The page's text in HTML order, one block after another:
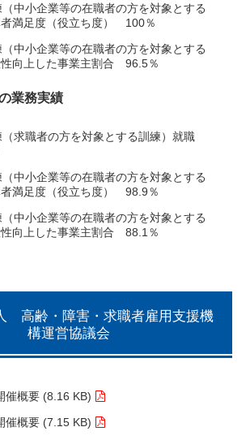
中小企業等の在職者の方を対象とする
満足度（役立ち度） 100％
中小企業等の在職者の方を対象とする
向上した事業主割合 96.5％
業務実績
求職者の方を対象とする訓練）就職
中小企業等の在職者の方を対象とする
満足度（役立ち度） 98.9％
中小企業等の在職者の方を対象とする
向上した事業主割合 88.1％
高齢・障害・求職者雇用支援機
構運営協議会
概要 (8.16 KB)
概要 (7.15 KB)